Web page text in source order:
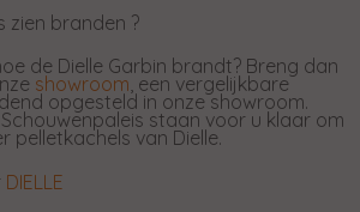
zien branden ?
de Dielle Garbin brandt? Breng dan
showroom, een vergelijkbare
opgesteld in onze showroom.
staan voor u klaar om
pelletkachels van Dielle.
DIELLE